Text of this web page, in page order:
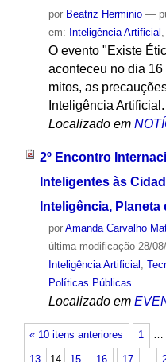
por Beatriz Herminio —
em: Inteligência Artificial
O evento "Existe
aconteceu no dia
mitos, as
Inteligência Artificial.
Localizado em
2º Encontro
Inteligentes às
Inteligência,
por Amanda Carvalho
última modificação28/
Inteligência Artificial ,
Políticas Públicas
Localizado em
« 10 itens anteriores 1 …
13 14 15 16 17